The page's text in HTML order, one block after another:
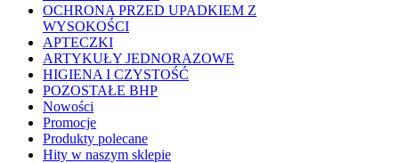
OCHRONA PRZED UPADKIEM Z
WYSOKOŚCI
APTECZKI
ARTYKUŁY JEDNORAZOWE
HIGIENA I CZYSTOŚĆ
POZOSTAŁE BHP
Nowości
Promocje
Produkty polecane
Hity w naszym sklepie